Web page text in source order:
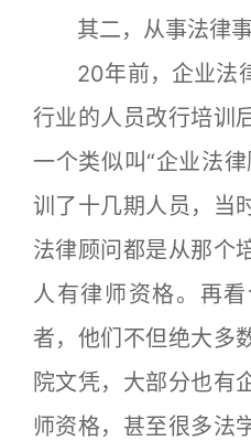
其二，从事法律事
20年前，企业法
行业的人员改行培训
一个类似叫“企业法
训了十几期人员，当
法律顾问都是从那个
人有律师资格。再
者，他们不但绝大多
院文凭，大部分也有
师资格，甚至很多法